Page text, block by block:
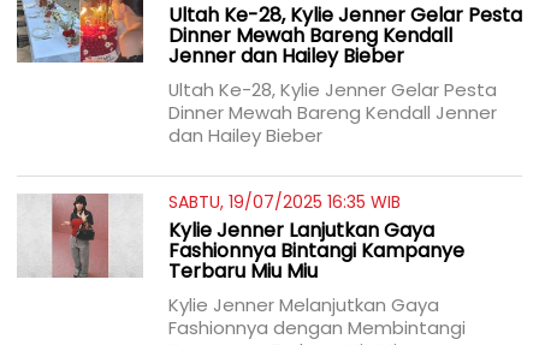
Ultah Ke-28, Kylie Jenner Gelar Pesta
Dinner Mewah Bareng Kendall
Jenner dan Hailey Bieber
Ultah Ke-28, Kylie Jenner Gelar Pesta
Dinner Mewah Bareng Kendall Jenner
dan Hailey Bieber
SABTU, 19/07/2025 16:35 WIB
Kylie Jenner Lanjutkan Gaya
Fashionnya Bintangi Kampanye
Terbaru Miu Miu
Kylie Jenner Melanjutkan Gaya
Fashionnya dengan Membintangi